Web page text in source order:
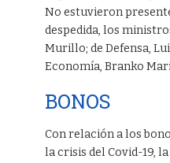
No estuvieron
despedida, los
Murillo; de Defensa,
Economía, Branko
BONOS
Con relación a los
la crisis del Covid-19,